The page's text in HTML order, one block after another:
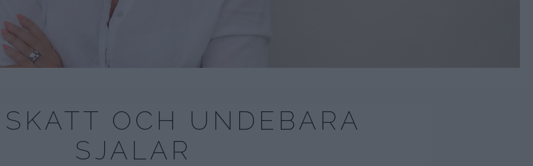
OCH UNDEBARA
SJALAR